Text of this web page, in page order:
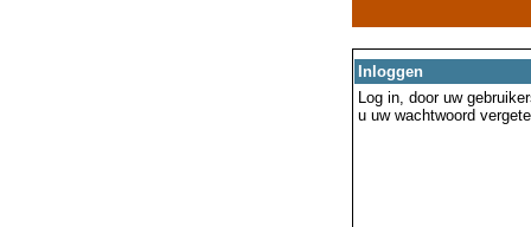
Inloggen
Log in, door uw
u uw wachtwoord